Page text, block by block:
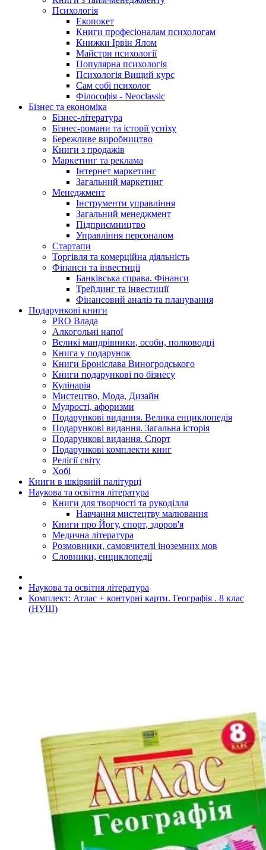
Психологія
Екопокет
Книги професіоналам психологам
Книжки Ірвін Ялом
Майстри психології
Популярна психологія
Психологія Вищий курс
Сам собі психолог
Філософія - Neoclassic
Бізнес та економіка
Бізнес-література
Бізнес-романи та історії успіху
Бережливе виробництво
Книги з продажів
Маркетинг та реклама
Інтернет маркетинг
Загальний маркетинг
Менеджмент
Інструменти управління
Загальний менеджмент
Підприємництво
Управління персоналом
Стартапи
Торгівля та комерційна діяльність
Фінанси та інвестиції
Банківська справа. Фінанси
Трейдинг та інвестиції
Фінансовий аналіз та планування
Подарункові книги
PRO Влада
Алкогольні напої
Великі мандрівники, особи, полководці
Книга у подарунок
Книги Броніслава Виногродського
Книги подарункові по бізнесу
Кулінарія
Мистецтво, Мода, Дизайн
Мудрості, афоризми
Подарункові видання. Велика енциклопедія
Подарункові видання. Загальна історія
Подарункові видання. Спорт
Подарункові комплекти книг
Релігії світу
Хобі
Книги в шкіряній палітурці
Наукова та освітня література
Книги для творчості та рукоділля
Навчання мистецтву малювання
Книги про Йогу, спорт, здоров'я
Медична література
Розмовники, самовчителі іноземних мов
Словники, енциклопедії
Наукова та освітня література
Комплект: Атлас + контурні карти. Географія . 8 клас
(НУШ)